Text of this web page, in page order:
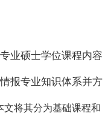
业硕士学位课程内容
报专业知识体系并方
文将其分为基础课程和